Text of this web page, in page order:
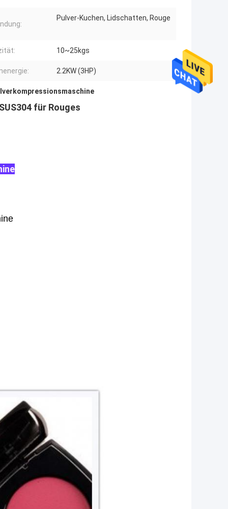
Pulver-Kuchen, Lidschatten, Rouge
10~25kgs
2.2KW (3HP)
für Rouges